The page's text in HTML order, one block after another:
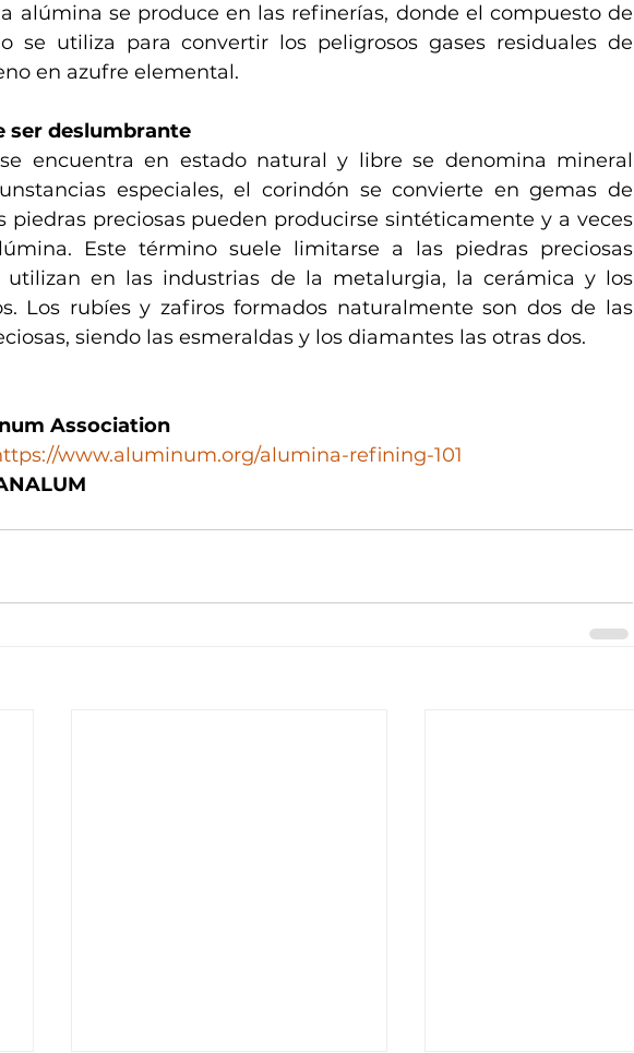
alúmina se produce en las refinerías, donde el compuesto de
se utiliza para convertir los peligrosos gases residuales de
en azufre elemental.
ser deslumbrante
encuentra en estado natural y libre se denomina mineral
especiales, el corindón se convierte en gemas de
piedras preciosas pueden producirse sintéticamente y a veces
Este término suele limitarse a las piedras preciosas
utilizan en las industrias de la metalurgia, la cerámica y los
Los rubíes y zafiros formados naturalmente son dos de las
siendo las esmeraldas y los diamantes las otras dos.
Association
www.aluminum.org/alumina-refining-101